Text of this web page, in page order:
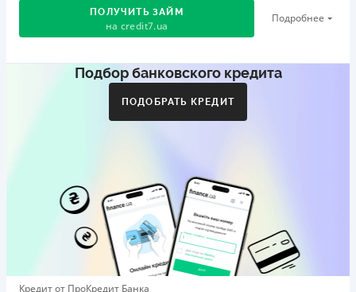
ПОЛУЧИТЬ ЗАЙМ
на credit7.ua
Подробнее
Акция: «Кешбэк за друга»
друг регистрируется и получает первый кредит (от
Бронзовый призер FinAwards 2026 «Лучшая программа
лояльности»
Первый займ
от 0,01%/день до 30 000 ₴
Повторный займ
Подбор банковского кредита
ПОДОБРАТЬ КРЕДИТ
Кредит от ПроКредит Банка